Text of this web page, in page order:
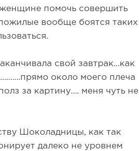
помочь совершить
вообще боятся таких
свой завтрак…как
около моего плеча
за картину…. меня чуть не
Шоколадницы, как так
далеко не уровнем